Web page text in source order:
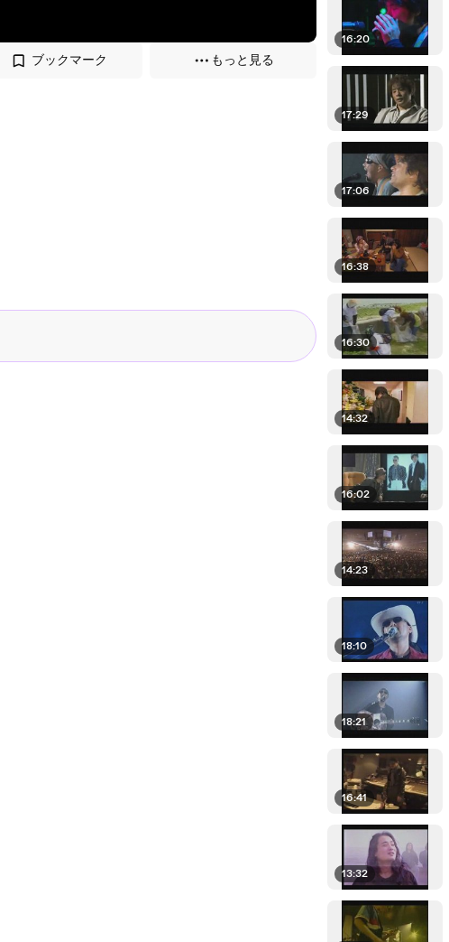
ブックマーク もっと見る
16:20
17:29
17:06
16:38
16:30
14:32
16:02
14:23
18:10
18:21
16:41
13:32